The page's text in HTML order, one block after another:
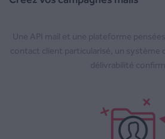
Une API mail et une plateforme
contact client particularisé, un système
délivrabilité